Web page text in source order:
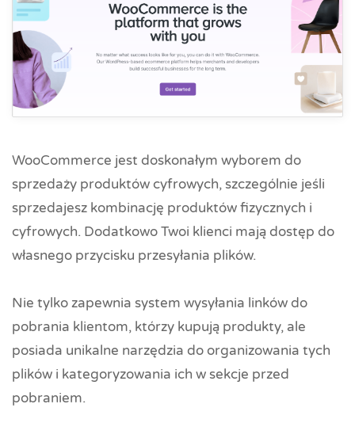
WooCommerce jest doskonałym wyborem do
sprzedaży produktów cyfrowych, szczególnie jeśli
sprzedajesz kombinację produktów fizycznych i
cyfrowych. Dodatkowo Twoi klienci mają dostęp do
własnego przycisku przesyłania plików.
Nie tylko zapewnia system wysyłania linków do
pobrania klientom, którzy kupują produkty, ale
posiada unikalne narzędzia do organizowania tych
plików i kategoryzowania ich w sekcje przed
pobraniem.